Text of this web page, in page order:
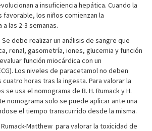
a insuficiencia hepática. Cuando la
los niños comienzan la
las 2-3 semanas.
Se debe realizar un análisis de sangre que
renal, gasometría, iones, glucemia y función
función miocárdica con un
Los niveles de paracetamol no deben
horas tras la ingesta. Para valorar la
usa el nomograma de B. H. Rumack y H.
nomograma solo se puede aplicar ante una
el tiempo transcurrido desde la misma.
Matthew para valorar la toxicidad de